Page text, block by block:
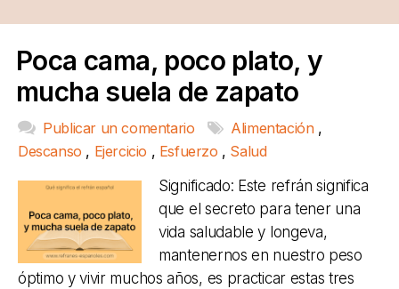
Poca cama, poco plato, y
mucha suela de zapato
Publicar un comentario Alimentación ,
Descanso , Ejercicio , Esfuerzo , Salud
Significado: Este refrán significa
que el secreto para tener una
vida saludable y longeva,
mantenernos en nuestro peso
óptimo y vivir muchos años, es practicar estas tres